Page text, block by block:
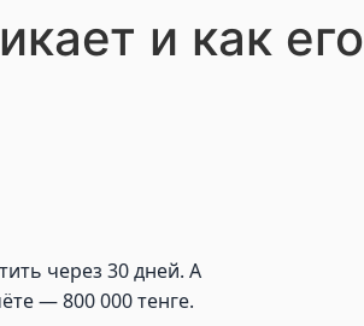
и как его
через 30 дней. А
— 800 000 тенге.